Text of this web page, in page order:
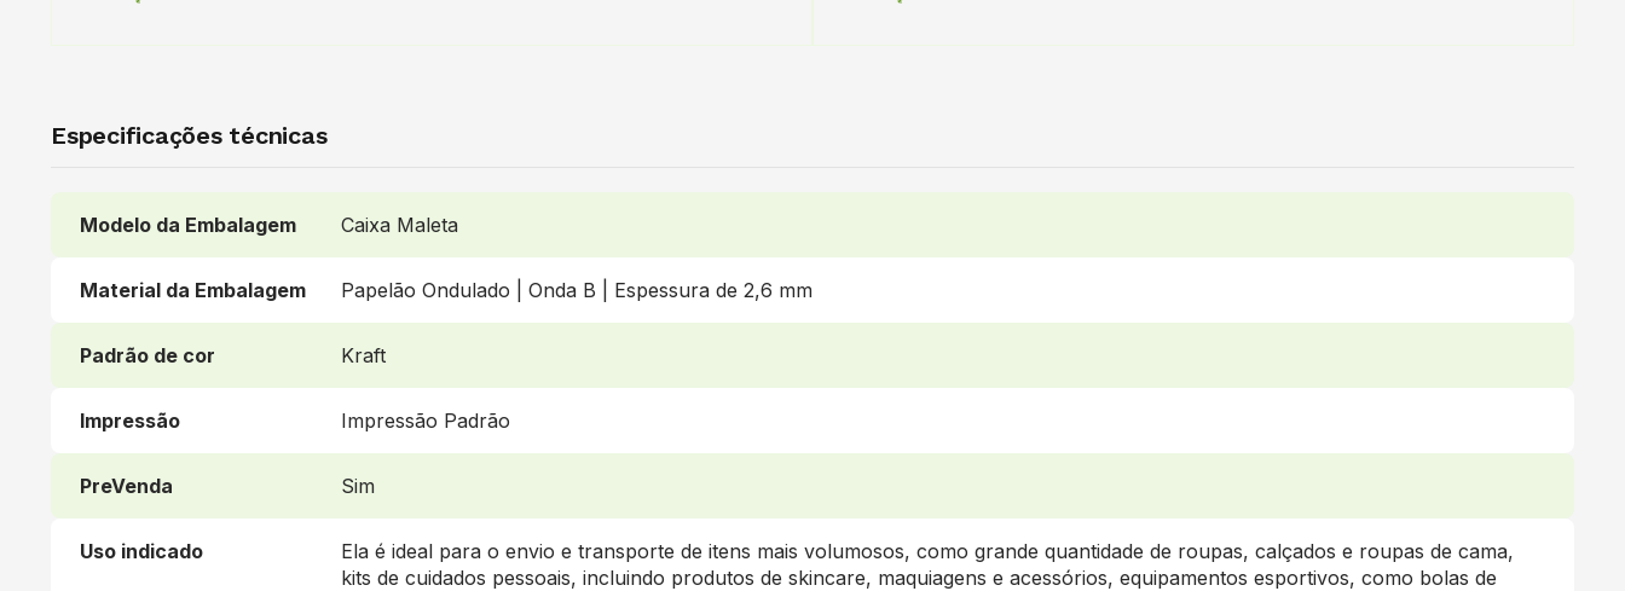
Especificações técnicas
Modelo da Embalagem Caixa Maleta
Material da Embalagem Papelão Ondulado | Onda B | Espessura de 2,6 mm
Padrão de cor Kraft
Impressão Impressão Padrão
PreVenda Sim
Uso indicado
Ela é ideal para o envio e transporte de itens mais volumosos, como grande quantidade de roupas, calçados e roupas de cama,
kits de cuidados pessoais, incluindo produtos de skincare, maquiagens e acessórios, equipamentos esportivos, como bolas de